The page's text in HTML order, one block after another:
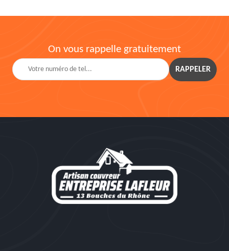
On vous rappelle gratuitement